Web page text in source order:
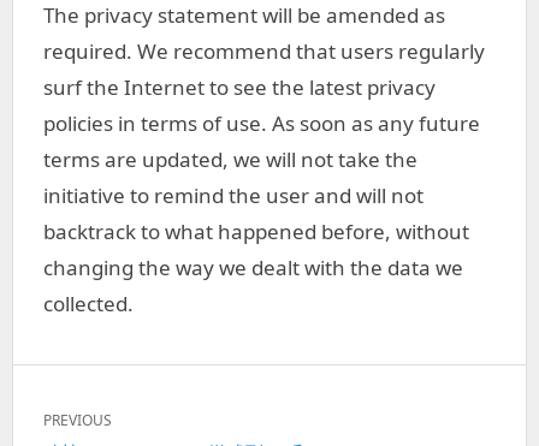
The privacy statement will be amended as
required. We recommend that users regularly
surf the Internet to see the latest privacy
policies in terms of use. As soon as any future
terms are updated, we will not take the
initiative to remind the user and will not
backtrack to what happened before, without
changing the way we dealt with the data we
collected.
文
章
PREVIOUS